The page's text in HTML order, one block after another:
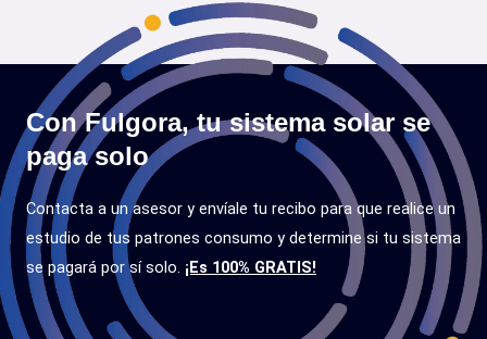
Con Fulgora, tu sistema solar se
paga solo
Contacta a un asesor y envíale tu recibo para que realice un
estudio de tus patrones consumo y determine si tu sistema
se pagará por sí solo. ¡Es 100% GRATIS!